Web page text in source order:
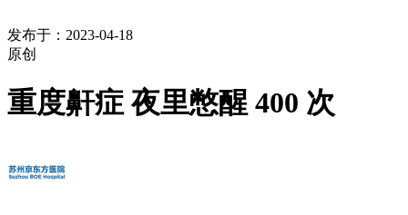
发布于：2023-04-18
原创
重度鼾症 夜里憋醒 400 次